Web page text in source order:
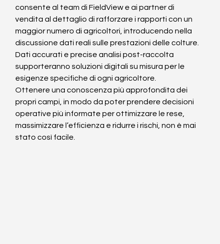
consente al team di FieldView e ai partner di
vendita al dettaglio di rafforzare i rapporti con un
maggior numero di agricoltori, introducendo nella
discussione dati reali sulle prestazioni delle colture.
Dati accurati e precise analisi post-raccolta
supporteranno soluzioni digitali su misura per le
esigenze specifiche di ogni agricoltore.
Ottenere una conoscenza più approfondita dei
propri campi, in modo da poter prendere decisioni
operative più informate per ottimizzare le rese,
massimizzare l’efficienza e ridurre i rischi, non è mai
stato così facile.